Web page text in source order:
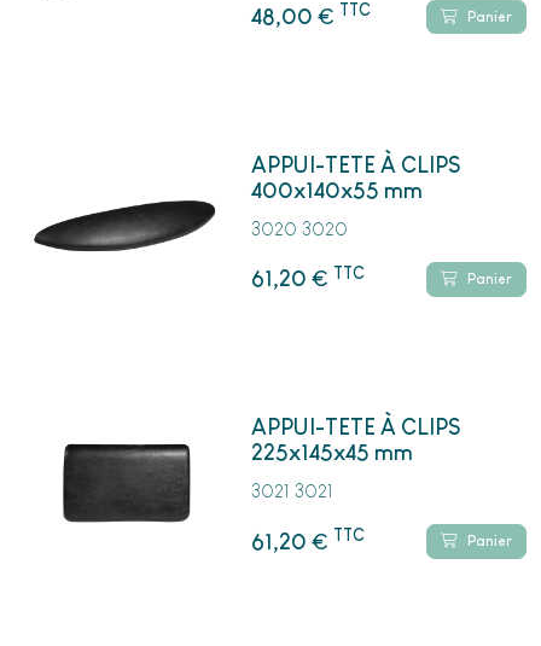
48,00€ TTC Panier
APPUI-TETE À CLIPS
400x140x55 mm
3020 3020
61,20€ TTC Panier
APPUI-TETE À CLIPS
225x145x45 mm
3021 3021
61,20€ TTC Panier